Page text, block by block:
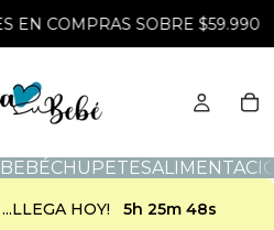
EN COMPRAS SOBRE $59.990
CHUPETES
HOY! 5h 25m 48s